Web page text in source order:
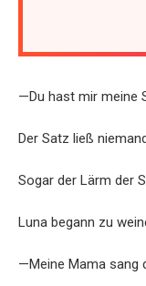
—Du hast mir meine
Der Satz ließ
Sogar der Lärm der
Luna begann zu
—Meine Mama sang